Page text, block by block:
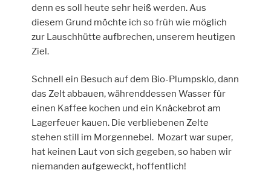
denn es soll heute sehr heiß werden. Aus
diesem Grund möchte ich so früh wie möglich
zur Lauschhütte aufbrechen, unserem heutigen
Ziel.
Schnell ein Besuch auf dem Bio-Plumpsklo, dann
das Zelt abbauen, währenddessen Wasser für
einen Kaffee kochen und ein Knäckebrot am
Lagerfeuer kauen. Die verbliebenen Zelte
stehen still im Morgennebel. Mozart war super,
hat keinen Laut von sich gegeben, so haben wir
niemanden aufgeweckt, hoffentlich!